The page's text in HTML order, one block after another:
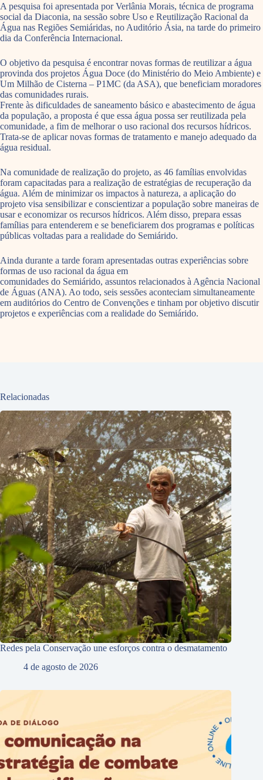
A pesquisa foi apresentada por Verlânia Morais, técnica de programa
social da Diaconia, na sessão sobre Uso e Reutilização Racional da
Água nas Regiões Semiáridas, no Auditório Ásia, na tarde do primeiro
dia da Conferência Internacional.
O objetivo da pesquisa é encontrar novas formas de reutilizar a água
provinda dos projetos Água Doce (do Ministério do Meio Ambiente) e
Um Milhão de Cisterna – P1MC (da ASA), que beneficiam moradores
das comunidades rurais.
Frente às dificuldades de saneamento básico e abastecimento de água
da população, a proposta é que essa água possa ser reutilizada pela
comunidade, a fim de melhorar o uso racional dos recursos hídricos.
Trata-se de aplicar novas formas de tratamento e manejo adequado da
água residual.
Na comunidade de realização do projeto, as 46 famílias envolvidas
foram capacitadas para a realização de estratégias de recuperação da
água. Além de minimizar os impactos à natureza, a aplicação do
projeto visa sensibilizar e conscientizar a população sobre maneiras de
usar e economizar os recursos hídricos. Além disso, prepara essas
famílias para entenderem e se beneficiarem dos programas e políticas
públicas voltadas para a realidade do Semiárido.
Ainda durante a tarde foram apresentadas outras experiências sobre
formas de uso racional da água em
comunidades do Semiárido, assuntos relacionados à Agência Nacional
de Águas (ANA). Ao todo, seis sessões aconteciam simultaneamente
em auditórios do Centro de Convenções e tinham por objetivo discutir
projetos e experiências com a realidade do Semiárido.
Relacionadas
Redes pela Conservação une esforços contra o desmatamento
4 de agosto de 2026